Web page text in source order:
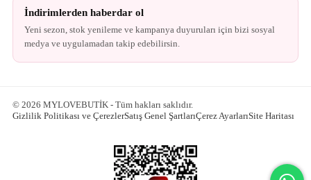
İndirimlerden haberdar ol
Yeni sezon, stok yenileme ve kampanya duyuruları için bizi sosyal
medya ve uygulamadan takip edebilirsin.
© 2026 MYLOVEBUTİK - Tüm hakları saklıdır.
Gizlilik Politikası ve ÇerezlerSatış Genel ŞartlarıÇerez AyarlarıSite Haritası